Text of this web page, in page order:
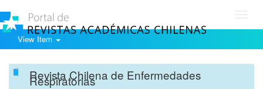
View Item
Revista Chilena de Enfermedades
Respiratorias